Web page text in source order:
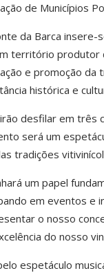
de Municípios
da Barca
território produtor
e promoção
histórica e
desfilar em
será um
tradições
um papel
em eventos e
o nosso
do nosso
espetáculo